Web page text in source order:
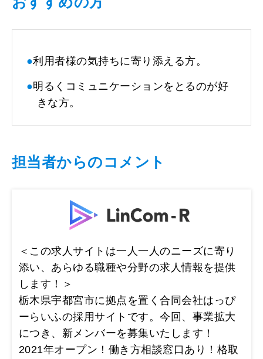
●利用者様の気持ちに寄り添える方。
●明るくコミュニケーションをとるのが好
きな方。
担当者からのコメント
＜この求人サイトは一人一人のニーズに寄り
添い、あらゆる職種や分野の求人情報を提供
します！＞
栃木県宇都宮市に拠点を置く合同会社はっぴ
ーらいふの採用サイトです。今回、事業拡大
につき、新メンバーを募集いたします！
2021年オープン！働き方相談窓口あり！格取